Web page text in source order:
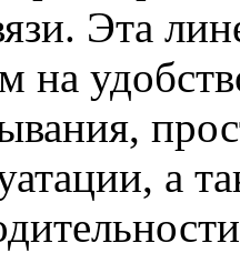
Эта
на
а